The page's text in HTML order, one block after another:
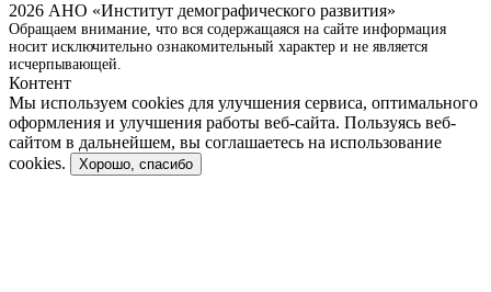
2026 АНО «Институт демографического развития»
Обращаем внимание, что вся содержащаяся на сайте информация
носит исключительно ознакомительный характер и не является
исчерпывающей.
Контент
Мы используем cookies для улучшения сервиса, оптимального
оформления и улучшения работы веб-сайта. Пользуясь веб-
сайтом в дальнейшем, вы соглашаетесь на использование
cookies.
Хорошо, спасибо